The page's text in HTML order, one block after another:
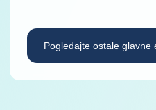
Pogledajte ostale glavne